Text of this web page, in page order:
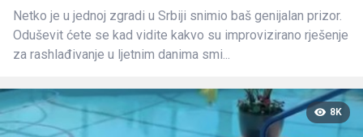
Netko je u jednoj zgradi u Srbiji snimio baš genijalan prizor.
Oduševit ćete se kad vidite kakvo su improvizirano rješenje
za rashlađivanje u ljetnim danima smi...
8K